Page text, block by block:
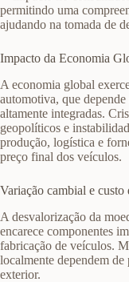
permitindo uma
ajudando na tomada de
Impacto da Economia
A economia global
automotiva, que
altamente integradas.
geopolíticos e
produção, logística e
preço final dos veículos.
Variação cambial e custo
A desvalorização da
encarece componentes
fabricação de veículos.
localmente dependem
exterior.